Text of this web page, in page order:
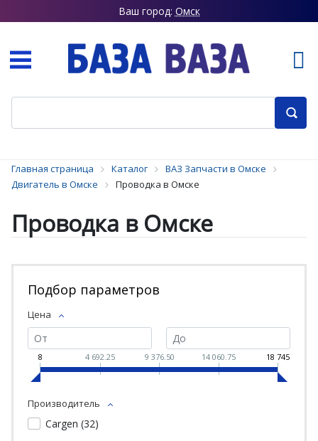
Ваш город: Омск
Главная страница Каталог
ВАЗ Запчасти в Омске
Двигатель в Омске
Проводка в Омске
Проводка в Омске
Подбор параметров
Цена
8 4 692.25 9 376.50 14 060.75 18 745
Производитель
Cargen (32)